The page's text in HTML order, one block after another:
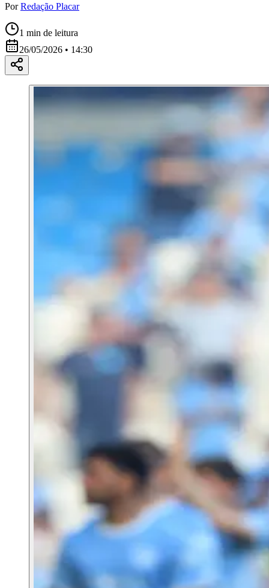
Por Redação Placar
1 min de leitura
26/05/2026 • 14:30